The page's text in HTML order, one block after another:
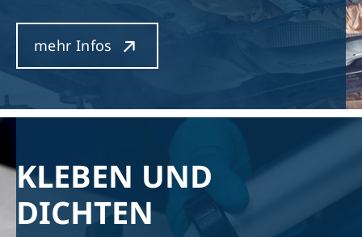
mehr Infos
KLEBEN UND
DICHTEN